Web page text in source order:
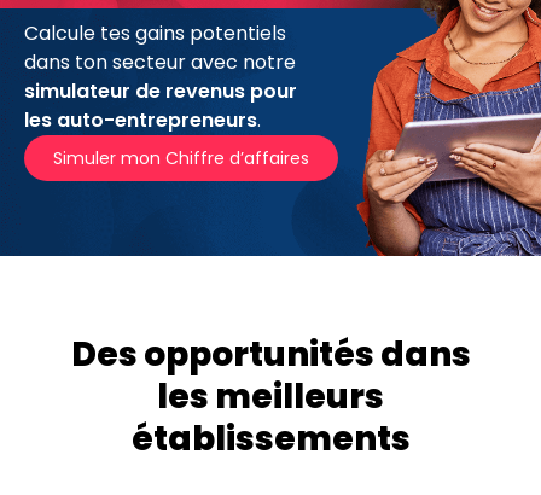
Calcule tes gains potentiels
dans ton secteur avec notre
simulateur de revenus pour
les auto-entrepreneurs.
Simuler mon Chiffre d’affaires
Des opportunités dans
les meilleurs
établissements